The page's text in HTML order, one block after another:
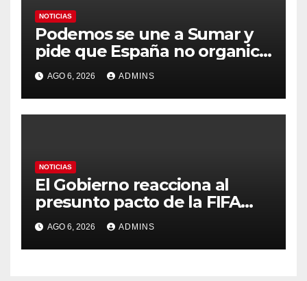
NOTICIAS
Podemos se une a Sumar y
pide que España no organice
el Mundial 2030 con
Marruecos por «atentar
contra la soberanía nacional»
AGO 6, 2026 ADMINS
NOTICIAS
El Gobierno reacciona al
presunto pacto de la FIFA
con Marruecos para acoger
la final del Mundial 2030:
«Tiene que ser en España»
AGO 6, 2026 ADMINS